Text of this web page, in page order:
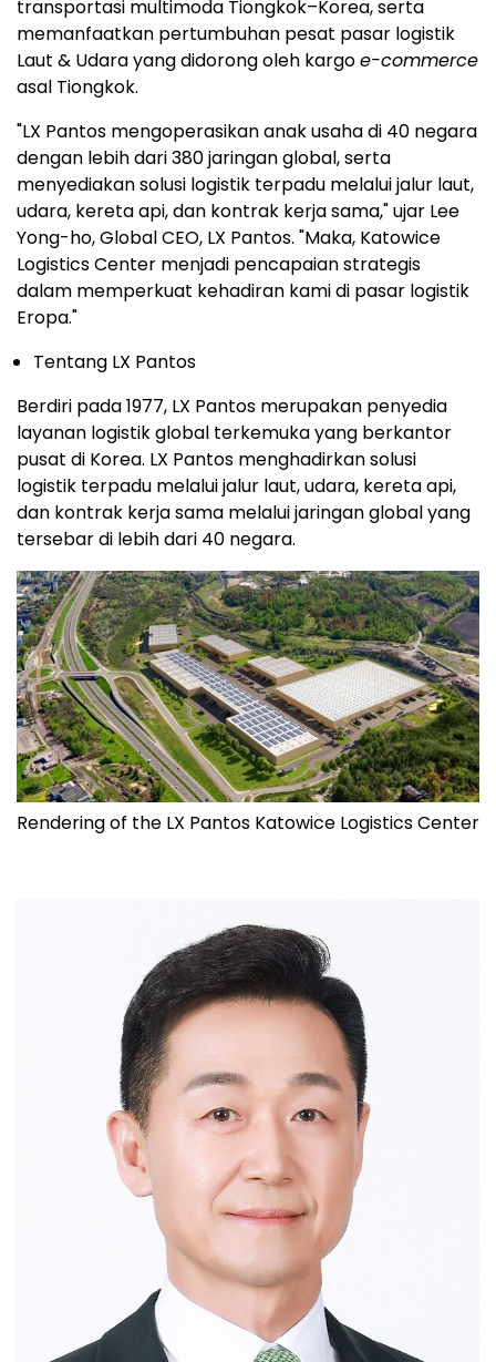
transportasi multimoda Tiongkok–Korea, serta
memanfaatkan pertumbuhan pesat pasar logistik
Laut & Udara yang didorong oleh kargoe-commerce
asal Tiongkok.
"LX Pantos mengoperasikan anak usaha di 40 negara
dengan lebih dari 380 jaringan global, serta
menyediakan solusi logistik terpadu melalui jalur laut,
udara, kereta api, dan kontrak kerja sama," ujar Lee
Yong-ho, Global CEO, LX Pantos. "Maka, Katowice
Logistics Center menjadi pencapaian strategis
dalam memperkuat kehadiran kami di pasar logistik
Eropa."
Tentang LX Pantos
Berdiri pada 1977, LX Pantos merupakan penyedia
layanan logistik global terkemuka yang berkantor
pusat di Korea. LX Pantos menghadirkan solusi
logistik terpadu melalui jalur laut, udara, kereta api,
dan kontrak kerja sama melalui jaringan global yang
tersebar di lebih dari 40 negara.
Rendering of the LX Pantos Katowice Logistics Center